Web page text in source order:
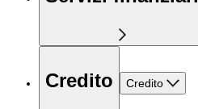
Credito Credito